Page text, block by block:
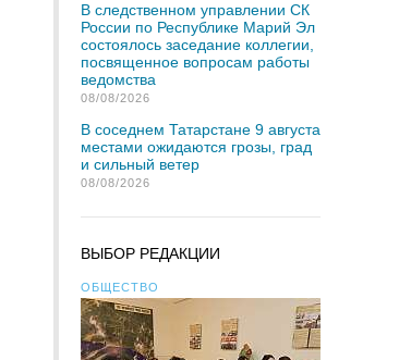
В следственном управлении СК
России по Республике Марий Эл
состоялось заседание коллегии,
посвященное вопросам работы
ведомства
08/08/2026
В соседнем Татарстане 9 августа
местами ожидаются грозы, град
и сильный ветер
08/08/2026
ВЫБОР РЕДАКЦИИ
ОБЩЕСТВО